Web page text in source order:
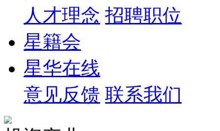
人才理念 招聘职位
星籍会
星华在线
意见反馈 联系我们